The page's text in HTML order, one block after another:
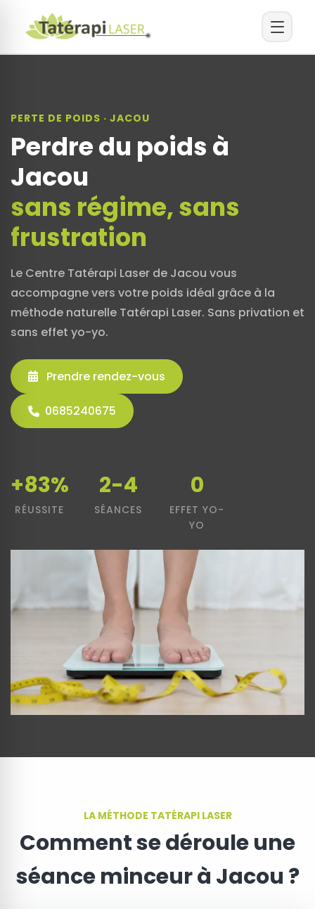
PERTE DE POIDS · JACOU
Perdre du poids à
Jacou
sans régime, sans
frustration
Le Centre Tatérapi Laser de Jacou vous
accompagne vers votre poids idéal grâce à la
méthode naturelle Tatérapi Laser. Sans privation et
sans effet yo-yo.
Prendre rendez-vous
0685240675
+83%
RÉUSSITE
2-4
SÉANCES
0
EFFET YO-
YO
LA MÉTHODE TATÉRAPI LASER
Comment se déroule une
séance minceur à Jacou ?